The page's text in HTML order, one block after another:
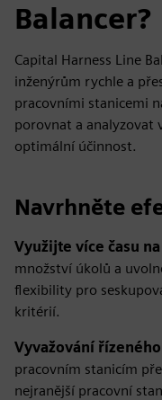
Balancer?
Capital Harness Line
inženýrům rychle a
pracovními stanicemi
porovnat a analyzovat
optimální účinnost.
Navrhněte
Využijte více času
množství úkolů a
flexibility pro
kritérií.
Vyvažování
pracovním stanicím
nejranější pracovní